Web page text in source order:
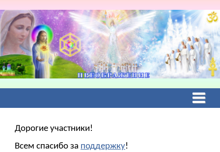
Дорогие участники!
Всем спасибо за поддержку!